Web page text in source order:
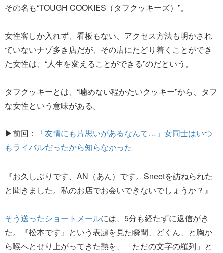
その名も“TOUGH COOKIES（タフクッキーズ）”。
女性客しか入れず、看板もない、アクセス方法も明かされ
ていないナゾ多き店だが、その店にたどり着くことができ
た女性は、“人生を変えることができる”のだという。
タフクッキーとは、“噛めない程かたいクッキー”から、タフ
な女性という意味がある。
▶前回：
「友情にも片思いがあるなんて…」女同士はいつ
もライバルだったから知らなかった
『お久しぶりです、AN（あん）です。Sneetを訪ねられた
と聞きました。私のお店でお会いできないでしょうか？』
そう送ったショートメールには、5分も経たずに返信がき
た。『松本です』という表題を見た瞬間、どくん、と胸か
ら喉へとせり上がってきた熱を、「ただの文字の羅列」と